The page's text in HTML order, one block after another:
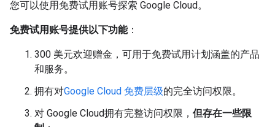
您可以使用免费试用账号探索 Google Cloud。
免费试用账号提供以下功能：
300 美元欢迎赠金，可用于免费试用计划涵盖的产品
和服务。
拥有对Google Cloud 免费层级的完全访问权限。
对 Google Cloud拥有完整访问权限， 但存在一些限